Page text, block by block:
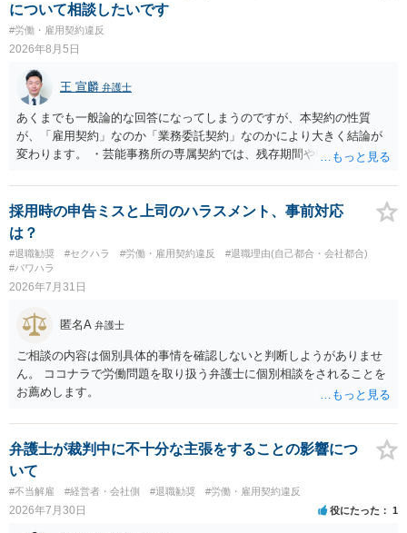
について相談したいです
#労働・雇用契約違反
2026年8月5日
王 宣麟 弁護士
あくまでも一般論的な回答になってしまうのですが、本契約の性質
が、「雇用契約」なのか「業務委託契約」なのかにより大きく結論が
変わります。 ・芸能事務所の専属契約では、残存期間や報酬額、投下
務上よくあるからといって当然に適法という意味ではなく、実際の損
害との対応関係や合理性が重要です。 ・違約金に上限がなくても、常
に有効になるわけではありません。契約が労働契約に近い実態なら労
基法16条で無効となる余地があり、そうでなくても、金額が事務所の
損害と比べて過大なら無効や減額が争点になります。 ・契約前の修正
交渉は一般的です。 交渉の方向としては、上限額を設ける、実損害ベ
費・未回収費用のみ」に限定する、などが典型です。 ・弁護士に契約
前に契約書の内容をレビューしてもらう価値は十分にあると思われま
す。 争点は、契約類型が雇用か業務委託か、実態として労働者性があ
るか、解除事由が双方にどう定められているか、違約金の算定根拠が
合理的か、という複数論点に分かれます。契約前なら、交渉のパワー
コストを抑えやすいので、資料等を持参の上弁護士に確認されること
をお勧めします。 ・事務所側の解除でも、解除理由によってはタレン
ト側に損害賠償が発生する建付けになっていることはあります。ただ
し、事務所側が一方的に解除したのにタレントへ違約金を課す設計
は、合理性や対価性を欠くとして争いやすいです。逆に、タレント側
の重大な契約違反がある場合は、実損害の範囲で請求される可能性は
採用時の申告ミスと上司のハラスメント、事前対応
は？
#退職勧奨 #セクハラ #労働・雇用契約違反
#退職理由(自己都合・会社都合)
#パワハラ
2026年7月31日
匿名A 弁護士
ご相談の内容は個別具体的事情を確認しないと判断しようがありませ
ん。 ココナラで労働問題を取り扱う弁護士に個別相談をされることを
お薦めします。
弁護士が裁判中に不十分な主張をすることの影響につ
いて
#不当解雇 #経営者・会社側 #退職勧奨 #労働・雇用契約違反
2026年7月30日 役にたった 1